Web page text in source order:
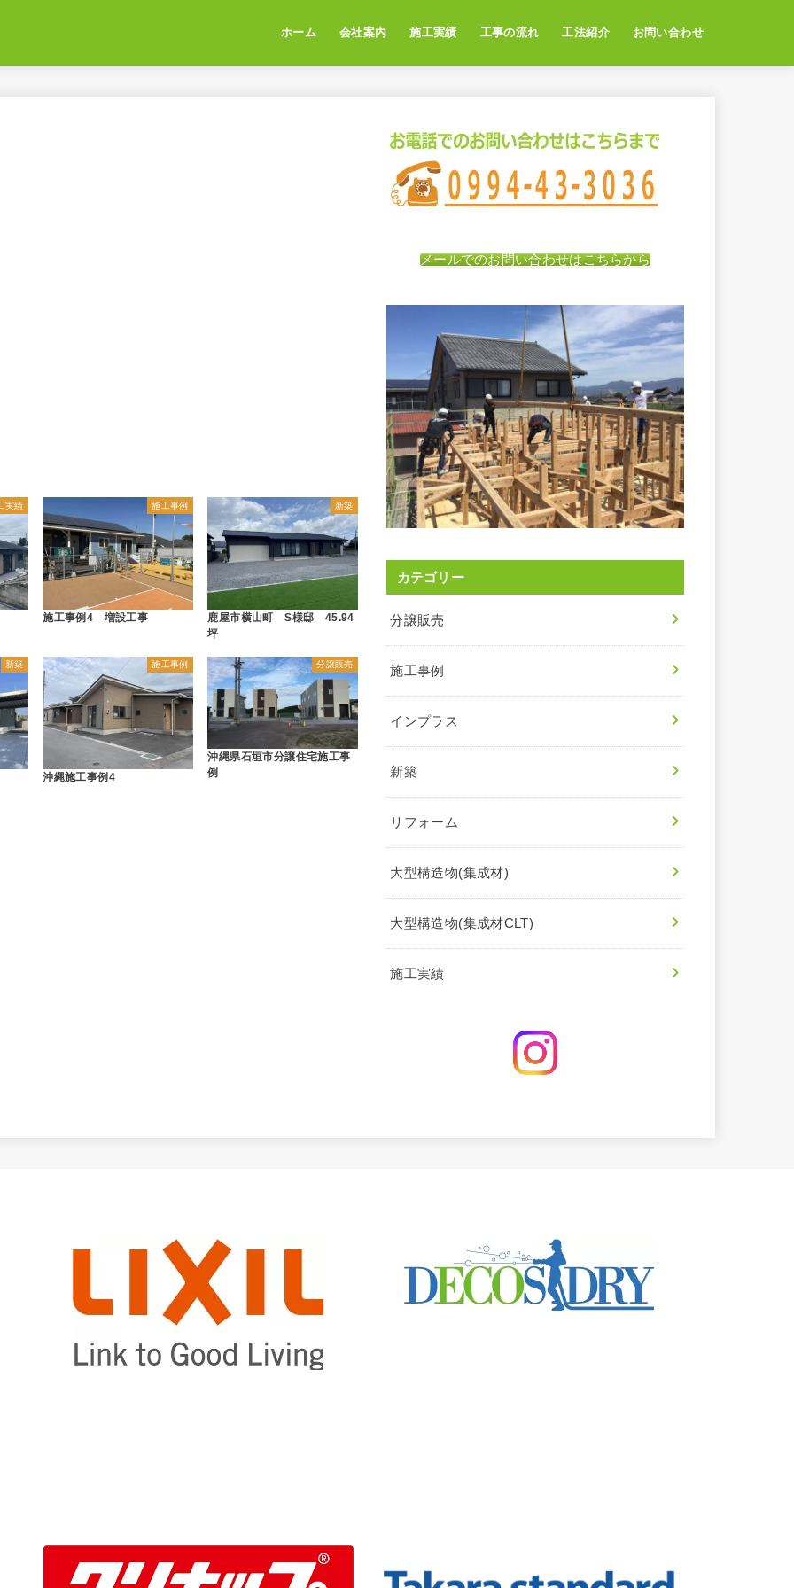
ホーム 会社案内 施工実績 工事の流れ 工法紹介 お問い合わせ
実績 施工事例
施工事例4 増設工事
新築
鹿屋市横山町 S様邸 45.94
坪
新築 施工事例
沖縄施工事例4
分譲販売
沖縄県石垣市分譲住宅施工事
例
メールでのお問い合わせはこちらから
カテゴリー
分譲販売
施工事例
インプラス
新築
リフォーム
大型構造物(集成材)
大型構造物(集成材CLT)
施工実績